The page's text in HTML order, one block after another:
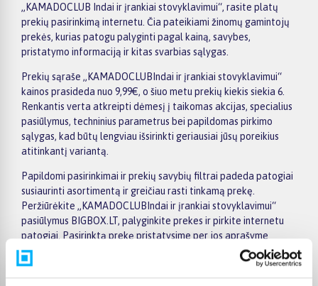
„KAMADOCLUB Indai ir įrankiai stovyklavimui“, rasite platų
prekių pasirinkimą internetu. Čia pateikiami žinomų gamintojų
prekės, kurias patogu palyginti pagal kainą, savybes,
pristatymo informaciją ir kitas svarbias sąlygas.
Prekių sąraše „KAMADOCLUBIndai ir įrankiai stovyklavimui“
kainos prasideda nuo 9,99€, o šiuo metu prekių kiekis siekia 6.
Renkantis verta atkreipti dėmesį į taikomas akcijas, specialius
pasiūlymus, techninius parametrus bei papildomas pirkimo
sąlygas, kad būtų lengviau išsirinkti geriausiai jūsų poreikius
atitinkantį variantą.
Papildomi pasirinkimai ir prekių savybių filtrai padeda patogiai
susiaurinti asortimentą ir greičiau rasti tinkamą prekę.
Peržiūrėkite „KAMADOCLUBIndai ir įrankiai stovyklavimui“
pasiūlymus BIGBOX.LT, palyginkite prekes ir pirkite internetu
patogiai. Pasirinktą prekę pristatysime per jos aprašyme
nurodytą terminą.